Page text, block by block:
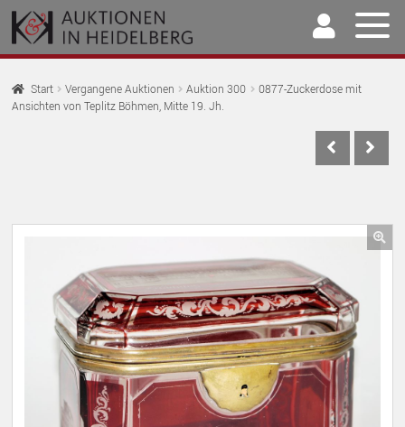
Zur
Navigation
springen
Springe
zum
Inhalt
Home
Kontakt
Start Vergangene Auktionen Auktion 300
0877-Zuckerdose mit
Ansichten von Teplitz Böhmen, Mitte 19. Jh.